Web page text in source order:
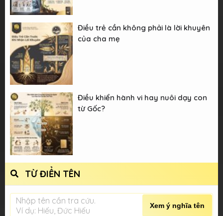
Điều trẻ cần không phải là lời khuyên
của cha mẹ
Điều khiển hành vi hay nuôi dạy con
từ Gốc?
TỪ ĐIỂN TÊN
Nhập tên cần tra cứu.
Ví dụ: Hiếu, Đức Hiếu
Xem ý nghĩa tên